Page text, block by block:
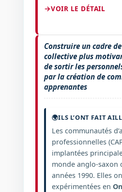
VOIR LE DÉTAIL
Construire un cadre
collective plus
de sortir les
par la création de
apprenantes
🌍ILS L’ONT FAIT
Les communautés
professionnelles
implantées
monde anglo-saxon
années 1990. Elles
expérimentées en